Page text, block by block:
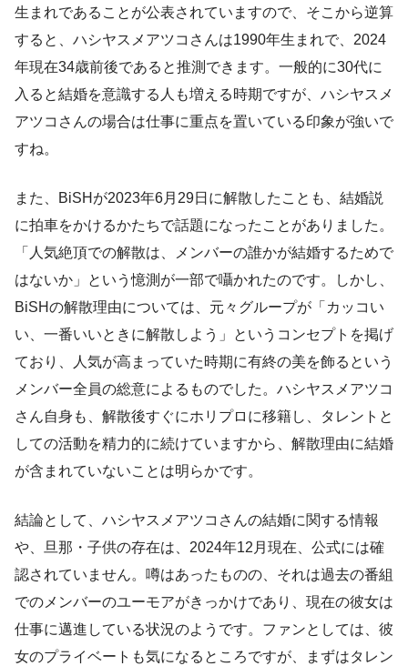
生まれであることが公表されていますので、そこから逆算
すると、ハシヤスメアツコさんは1990年生まれで、2024
年現在34歳前後であると推測できます。一般的に30代に
入ると結婚を意識する人も増える時期ですが、ハシヤスメ
アツコさんの場合は仕事に重点を置いている印象が強いで
すね。
また、BiSHが2023年6月29日に解散したことも、結婚説
に拍車をかけるかたちで話題になったことがありました。
「人気絶頂での解散は、メンバーの誰かが結婚するためで
はないか」という憶測が一部で囁かれたのです。しかし、
BiSHの解散理由については、元々グループが「カッコい
い、一番いいときに解散しよう」というコンセプトを掲げ
ており、人気が高まっていた時期に有終の美を飾るという
メンバー全員の総意によるものでした。ハシヤスメアツコ
さん自身も、解散後すぐにホリプロに移籍し、タレントと
しての活動を精力的に続けていますから、解散理由に結婚
が含まれていないことは明らかです。
結論として、ハシヤスメアツコさんの結婚に関する情報
や、旦那・子供の存在は、2024年12月現在、公式には確
認されていません。噂はあったものの、それは過去の番組
でのメンバーのユーモアがきっかけであり、現在の彼女は
仕事に邁進している状況のようです。ファンとしては、彼
女のプライベートも気になるところですが、まずはタレン